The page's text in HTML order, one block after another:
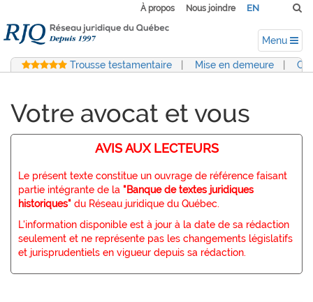
À propos Nous joindre EN
Menu
Trousse testamentaire Mise en demeure
Votre avocat et vous
AVIS AUX LECTEURS
Le présent texte constitue un ouvrage de référence faisant
partie intégrante de la "Banque de textes juridiques
historiques" du Réseau juridique du Québec.
L'information disponible est à jour à la date de sa rédaction
seulement et ne représente pas les changements législatifs
et jurisprudentiels en vigueur depuis sa rédaction.